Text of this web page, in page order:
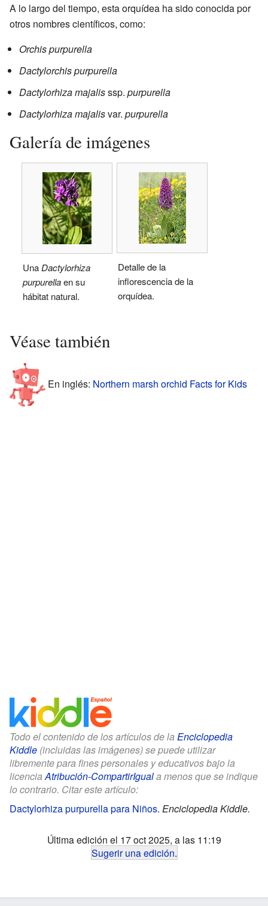
A lo largo del tiempo, esta orquídea ha sido conocida por
otros nombres científicos, como:
Orchis purpurella
Dactylorchis purpurella
Dactylorhiza majalisssp. purpurella
Dactylorhiza majalisvar. purpurella
Galería de imágenes
UnaDactylorhiza
purpurellaen su
hábitat natural.
Detalle de la
inflorescencia de la
orquídea.
Véase también
En inglés: Northern marsh orchid Facts for Kids
Todo el contenido de los artículos de la Enciclopedia
Kiddle (incluidas las imágenes) se puede utilizar
libremente para fines personales y educativos bajo la
licenciaAtribución-CompartirIguala menos que se indique
lo contrario. Citar este artículo:
Dactylorhiza purpurella para Niños. Enciclopedia Kiddle.
Última edición el 17 oct 2025, a las 11:19
Sugerir una edición.